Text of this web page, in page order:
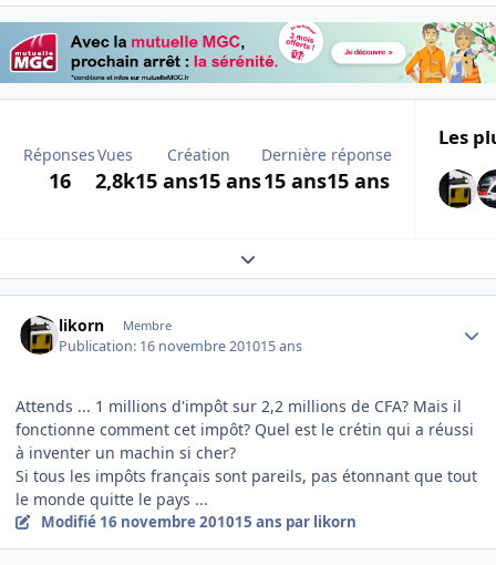
Réponses
16
Vues
2,8k
Création
15 ans15 ans
Dernière réponse
15 ans15 ans
Les
Expand topic overview
likorn Membre
Publication: 16 novembre 201015 ans
Attends ... 1 millions d'impôt sur 2,2 millions de CFA? Mais il
fonctionne comment cet impôt? Quel est le crétin qui a réussi
à inventer un machin si cher?
Si tous les impôts français sont pareils, pas étonnant que tout
le monde quitte le pays ...
Modifié 16 novembre 201015 ans par likorn